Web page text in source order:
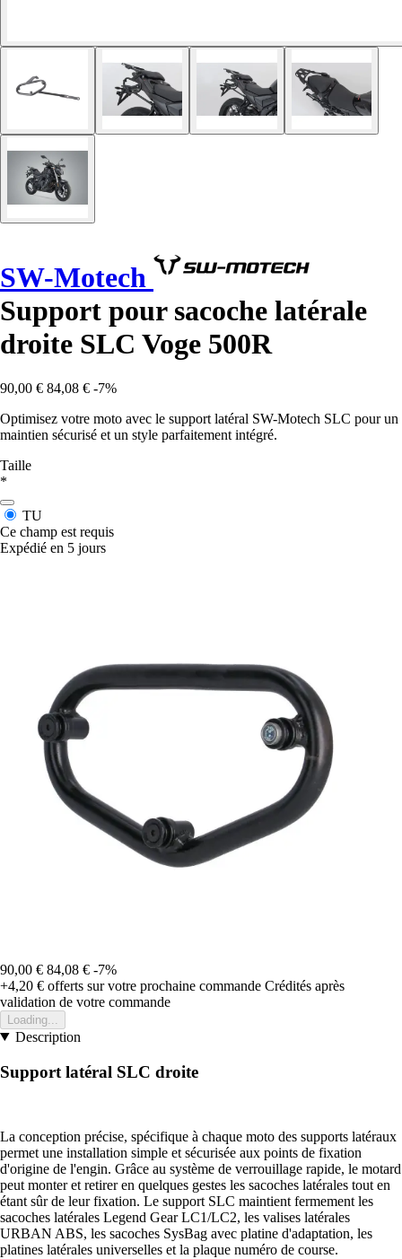
SW-Motech
Support pour sacoche latérale
droite SLC Voge 500R
90,00 € 84,08 € -7%
Optimisez votre moto avec le support latéral SW-Motech SLC pour un
maintien sécurisé et un style parfaitement intégré.
Taille
*
TU
Ce champ est requis
Expédié en 5 jours
90,00 € 84,08 € -7%
+4,20 € offerts sur votre prochaine commande Crédités après
validation de votre commande
Loading...
Description
Support latéral SLC droite
La conception précise, spécifique à chaque moto des supports latéraux
permet une installation simple et sécurisée aux points de fixation
d'origine de l'engin. Grâce au système de verrouillage rapide, le motard
peut monter et retirer en quelques gestes les sacoches latérales tout en
étant sûr de leur fixation. Le support SLC maintient fermement les
sacoches latérales Legend Gear LC1/LC2, les valises latérales
URBAN ABS, les sacoches SysBag avec platine d'adaptation, les
platines latérales universelles et la plaque numéro de course.